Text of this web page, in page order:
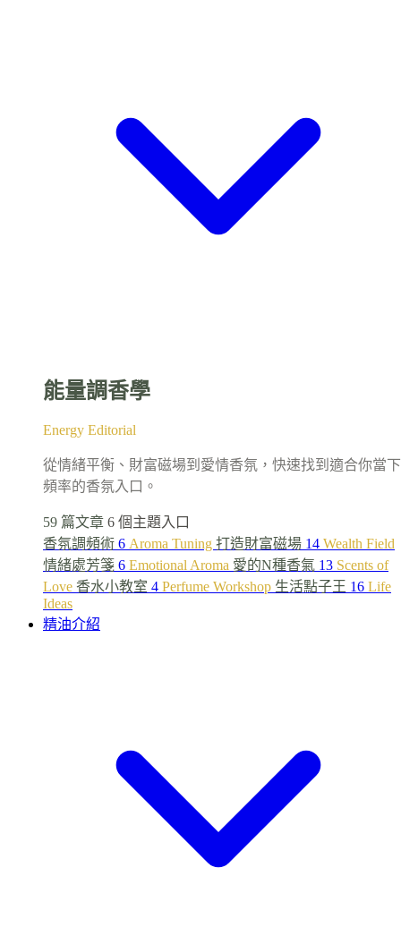
能量調香學
Energy Editorial
從情緒平衡、財富磁場到愛情香氛，快速找到適合你當下
頻率的香氛入口。
59 篇文章 6 個主題入口
香氛調頻術 6 Aroma Tuning 打造財富磁場 14 Wealth Field
情緒處芳箋 6 Emotional Aroma 愛的N種香氣 13 Scents of
Love 香水小教室 4 Perfume Workshop 生活點子王 16 Life
Ideas
精油介紹